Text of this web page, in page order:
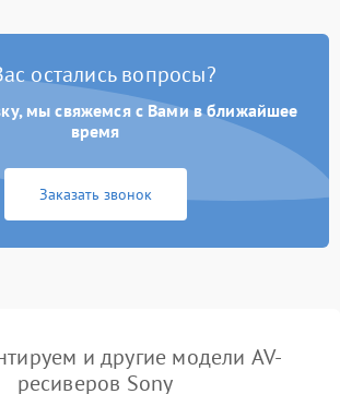
остались вопросы?
мы свяжемся с Вами в ближайшее
время
Заказать звонок
и другие модели AV-
ресиверов Sony